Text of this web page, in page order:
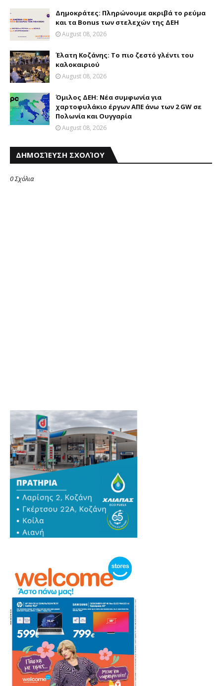
Δημοκράτες: Πληρώνουμε ακριβά το ρεύμα
και τα Bonus των στελεχών της ΔΕΗ
August 08, 2026
Έλατη Κοζάνης: Το πιο ζεστό γλέντι του
καλοκαιριού
August 08, 2026
Όμιλος ΔΕΗ: Νέα συμφωνία για
χαρτοφυλάκιο έργων ΑΠΕ άνω των 2 GW σε
Πολωνία και Ουγγαρία
August 08, 2026
ΔΗΜΟΣΊΕΥΣΗ ΣΧΟΛΊΟΥ
0 Σχόλια